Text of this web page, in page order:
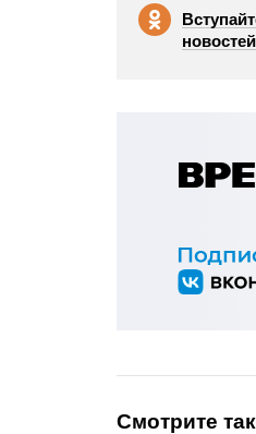
новостей
Смотрите